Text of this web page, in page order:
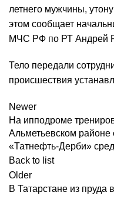
летнего мужчины,
этом сообщает
МЧС РФ по РТ Андрей
Тело передали
происшествия
Newer
На ипподроме
Альметьевском
«Татнефть-Дерби»
Back to list
Older
В Татарстане из